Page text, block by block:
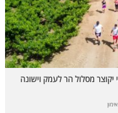
מסלול הר לעמק וישונה
אימון